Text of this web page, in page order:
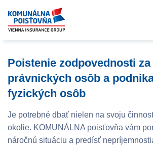
Poistenie zodpovednosti
právnických osôb a
fyzických osôb
Je potrebné dbať nielen na svoju
okolie. KOMUNÁLNA poisťovňa vám
náročnú situáciu a predísť